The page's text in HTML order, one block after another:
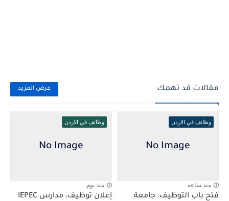
مقالات قد تهمك عرض المزيد
وظائف في الاردن
منذ ساعه
فتح باب التوظيف: جامعة
وظائف في الاردن
منذ يوم
إعلان توظيف: مدارس IEPEC